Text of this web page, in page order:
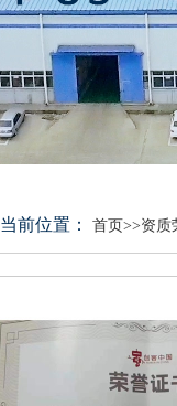
当前位置： 首页>>资质